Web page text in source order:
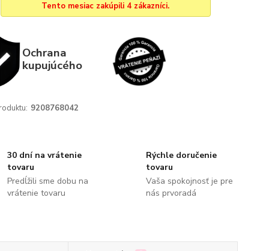
Tento mesiac zakúpili 4 zákazníci.
Ochrana
kupujúcého
9208768042
30 dní na vrátenie
tovaru
Predĺžili sme dobu na
vrátenie tovaru
Rýchle doručenie
tovaru
Vaša spokojnosť je pre
nás prvoradá